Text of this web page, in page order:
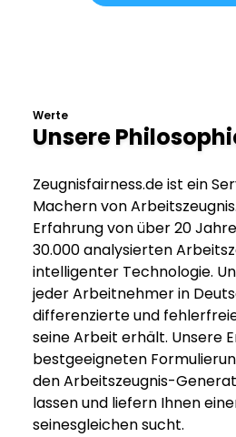
Werte
Unsere
Zeugnisfairness.de ist ein
Machern von
Erfahrung von über 20
30.000 analysierten
intelligenter Technologie.
jeder Arbeitnehmer in
differenzierte und
seine Arbeit erhält. Unsere
bestgeeigneten
den Arbeitszeugnis-
lassen und liefern Ihnen
seinesgleichen sucht.